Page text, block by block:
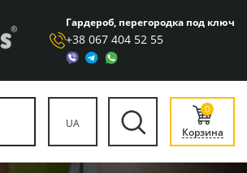
Гардероб, перегородка под ключ
+38 067 404 52 55
UA
0
Корзина